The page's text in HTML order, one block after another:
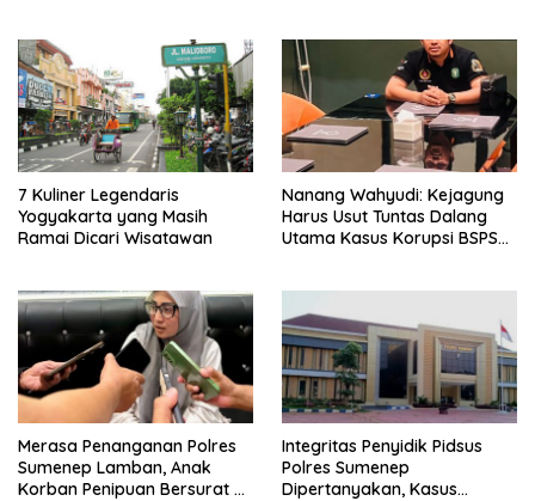
7 Kuliner Legendaris
Yogyakarta yang Masih
Ramai Dicari Wisatawan
Nanang Wahyudi: Kejagung
Harus Usut Tuntas Dalang
Utama Kasus Korupsi BSPS
Merasa Penanganan Polres
Sumenep Lamban, Anak
Korban Penipuan Bersurat ke
Integritas Penyidik Pidsus
Polres Sumenep
Dipertanyakan, Kasus